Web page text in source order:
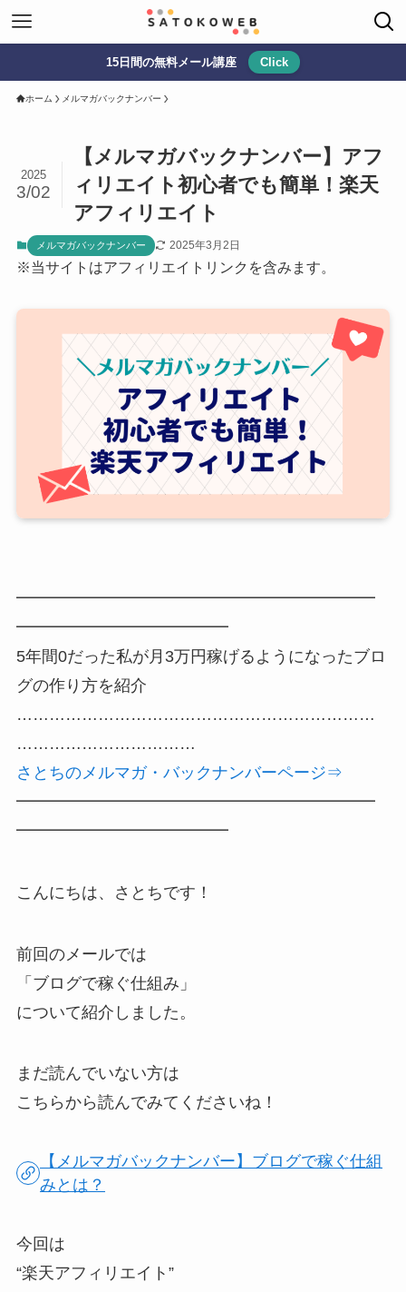
15日間の無料メール講座 Click
ホーム メルマガバックナンバー
【メルマガバックナンバー】アフ
ィリエイト初心者でも簡単！楽天
アフィリエイト
2025
3/02
メルマガバックナンバー 2025年3月2日
※当サイトはアフィリエイトリンクを含みます。
━━━━━━━━━━━━━━━━━━━━━━
━━━━━━━━━━━━━
5年間0だった私が月3万円稼げるようになったブロ
グの作り方を紹介
…………………………………………………………
……………………………
さとちのメルマガ・ バックナンバーページ⇒
━━━━━━━━━━━━━━━━━━━━━━
━━━━━━━━━━━━━
こんにちは、さとちです！
前回のメールでは
「ブログで稼ぐ仕組み」
について紹介しました。
まだ読んでいない方は
こちらから読んでみてくださいね！
【メルマガバックナンバー】ブログで稼ぐ仕組
みとは？
今回は
“楽天アフィリエイト”